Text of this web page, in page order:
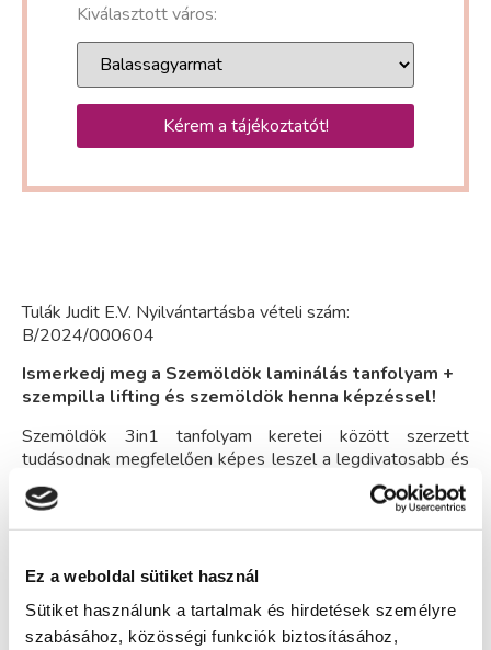
Ez a weboldal sütiket használ
Sütiket használunk a tartalmak és hirdetések személyre
szabásához, közösségi funkciók biztosításához,
Kiválasztott város:
Kérem a tájékoztatót!
Tulák Judit E.V. Nyilvántartásba vételi szám:
B/2024/000604
Ismerkedj meg a Szemöldök laminálás tanfolyam +
szempilla lifting és szemöldök henna képzéssel!
Szemöldök 3in1 tanfolyam keretei között szerzett
tudásodnak megfelelően képes leszel a legdivatosabb és
legkeresettebb szemöldökformázási technikák
elvégzésére. A tanfolyam ideje alatt professzionális
oktatóinktól tanulhatsz, és biztosítjuk számodra az összes
szemöldök laminálást, a szemöldökfestést hennával és a
A szempilla lifting eljárás akár 6 hétig is tartós szempilla